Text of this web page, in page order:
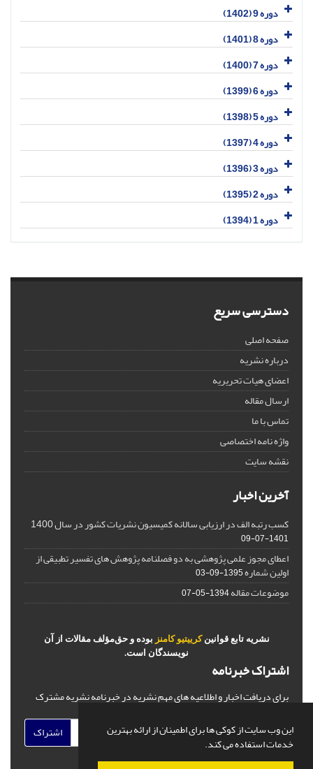
این وب سایت از کوکی ها برای اطمینان از ارائه بهترین
خدمات استفاده می کند.
دوره 9 (1402)
دوره 8 (1401)
دوره 7 (1400)
دوره 6 (1399)
دوره 5 (1398)
دوره 4 (1397)
دوره 3 (1396)
دوره 2 (1395)
دوره 1 (1394)
دسترسی سریع
صفحه اصلی
درباره نشریه
اعضای هیات تحریریه
ارسال مقاله
تماس با ما
واژه نامه اختصاصی
نقشه سایت
آخرین اخبار
کسب رتبه الف در ارزیابی سالانه کمیسیون نشریات کشور در سال 1400
1401-07-09
اعطای مجوز علمی پژوهشی به دو فصلنامه پژوهش های تفسیر تطبیقی از
اولین شماره1395-09-03
موضوعات مقاله1394-05-07
نشریه تابع قوانین کرییتیو کامنز بوده و حق‌مؤلف مقالات از آن
نویسندگان است.
اشتراک خبرنامه
برای دریافت اخبار و اطلاعیه های مهم نشریه در خبرنامه نشریه مشترک
اشتراک